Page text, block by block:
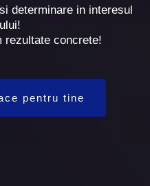
determinare in interesul
rezultate concrete!
pentru tine